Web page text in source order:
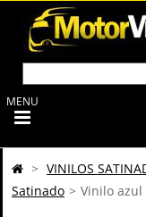
MENU
> VINILOS
Satinado > Vinilo azul